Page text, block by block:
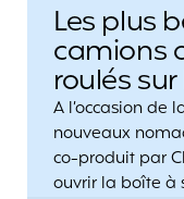
Les plus
camions
roulés
A l’occasion de
nouveaux
co-produit par
ouvrir la boîte à